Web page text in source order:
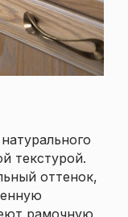
текстурой.
оттенок,
рамочную